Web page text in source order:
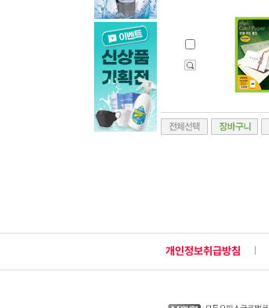
개인정보취급방침